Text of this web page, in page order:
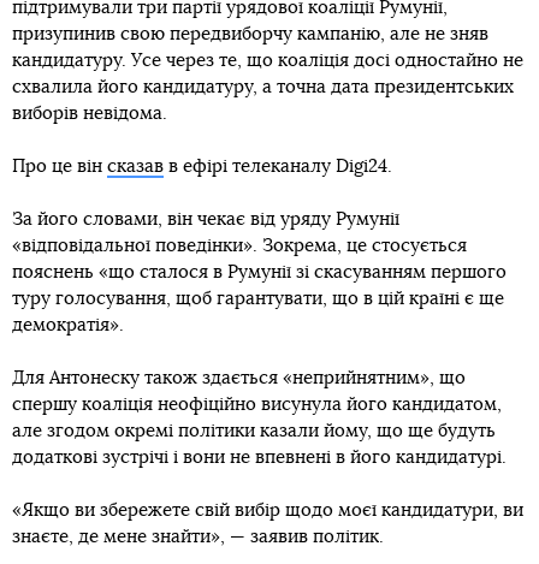
підтримували три партії урядової коаліції Румунії,
призупинив свою передвиборчу кампанію, але не зняв
кандидатуру. Усе через те, що коаліція досі одностайно не
схвалила його кандидатуру, а точна дата президентських
виборів невідома.
Про це він сказав в ефірі телеканалу Digi24.
За його словами, він чекає від уряду Румунії
«відповідальної поведінки». Зокрема, це стосується
пояснень «що сталося в Румунії зі скасуванням першого
туру голосування, щоб гарантувати, що в цій країні є ще
демократія».
Для Антонеску також здається «неприйнятним», що
спершу коаліція неофіційно висунула його кандидатом,
але згодом окремі політики казали йому, що ще будуть
додаткові зустрічі і вони не впевнені в його кандидатурі.
«Якщо ви збережете свій вибір щодо моєї кандидатури, ви
знаєте, де мене знайти», — заявив політик.